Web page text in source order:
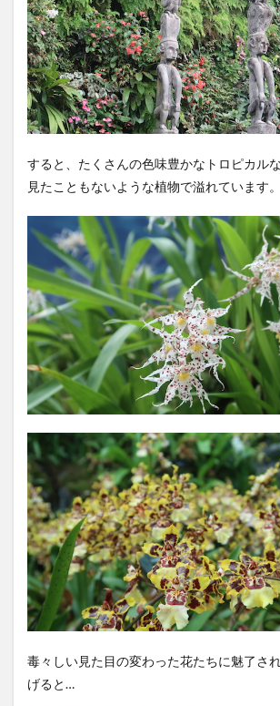
すると、たくさんの色味豊かなトロピカル
見たこともないような植物で溢れています。
毒々しい見た目の変わった花たちに魅了さ
げると…